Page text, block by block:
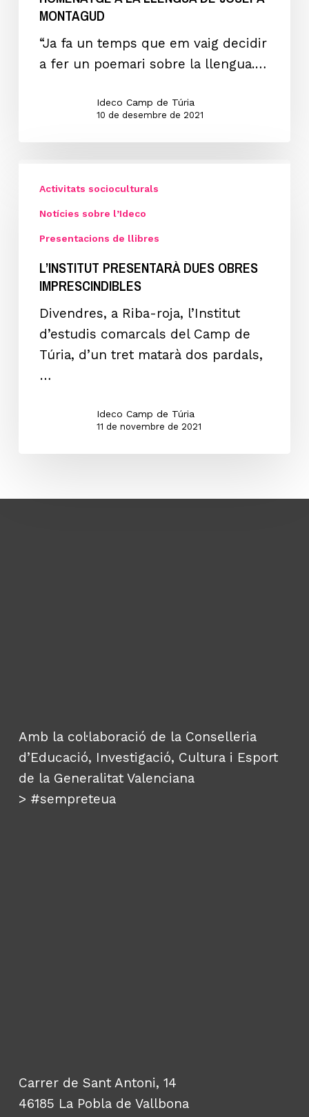
Montagud
MONTAGUD
“Ja fa un temps que em vaig decidir
a fer un poemari sobre la llengua.…
Ideco Camp de Túria
10 de desembre de 2021
presentarà
dues
Activitats socioculturals
Notícies sobre l’Ideco
Presentacions de llibres
L’INSTITUT PRESENTARÀ DUES OBRES
IMPRESCINDIBLES
Divendres, a Riba-roja, l’Institut
d’estudis comarcals del Camp de
Túria, d’un tret matarà dos pardals,
…
Ideco Camp de Túria
11 de novembre de 2021
Amb la col·laboració de la Conselleria
d’Educació, Investigació, Cultura i Esport
de la Generalitat Valenciana
> #sempreteua
Carrer de Sant Antoni, 14
46185 La Pobla de Vallbona